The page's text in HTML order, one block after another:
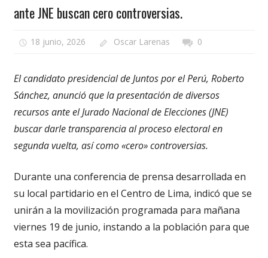
ante JNE buscan cero controversias.
18 junio, 2026 Oscar Larenas 0
El candidato presidencial de Juntos por el Perú, Roberto
Sánchez, anunció que la presentación de diversos
recursos ante el Jurado Nacional de Elecciones (JNE)
buscar darle transparencia al proceso electoral en
segunda vuelta, así como «cero» controversias.
Durante una conferencia de prensa desarrollada en
su local partidario en el Centro de Lima, indicó que se
unirán a la movilización programada para mañana
viernes 19 de junio, instando a la población para que
esta sea pacífica.